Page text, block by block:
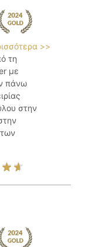
>>
τη
με
πάνω
στην